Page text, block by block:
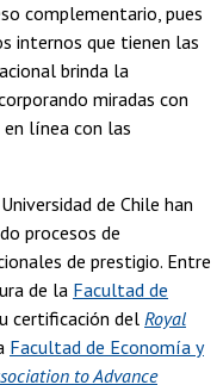
complementario, pues
internos que tienen las
brinda la
miradas con
línea con las
de Chile han
procesos de
de prestigio. Entre
de la Facultad de
certificación del Royal
Facultad de Economía y
to Advance